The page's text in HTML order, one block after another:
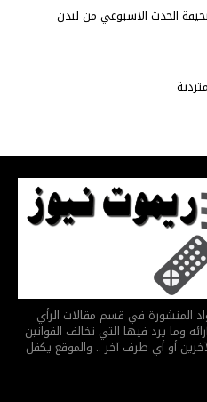
المنشورة في قسم مقالات الرأي
وما يرد فيها التي تخالف القوانين
أو أي طرف آخر .. والموقع يكفل